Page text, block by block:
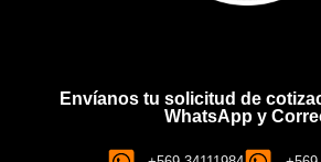
Envíanos tu solicitud de
WhatsApp y